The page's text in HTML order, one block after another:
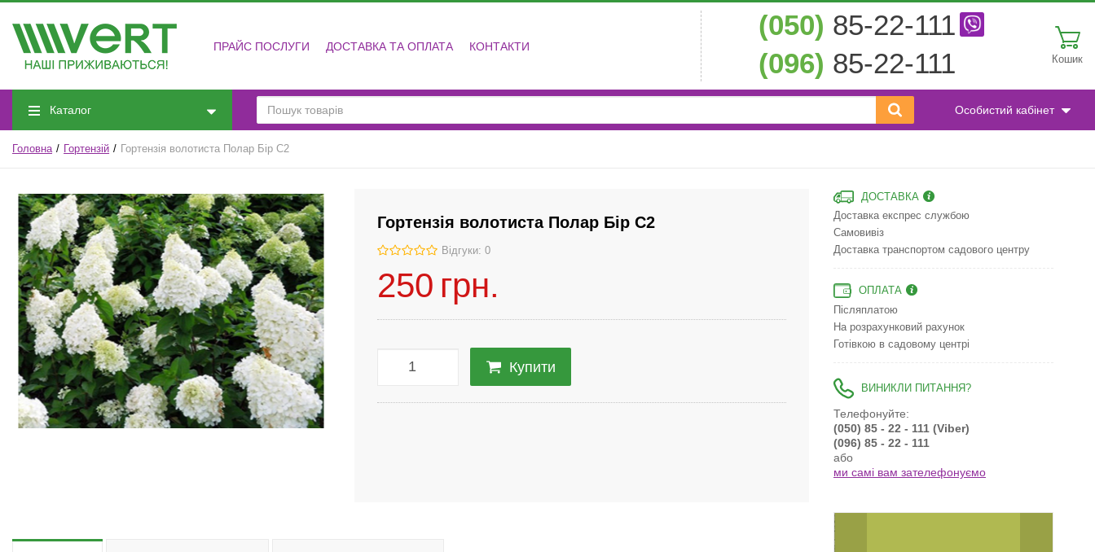
ПРАЙС ПОСЛУГИ ДОСТАВКА ТА ОПЛАТА КОНТАКТИ
(050) 85-22-111
(096) 85-22-111 Кошик
Каталог Особистий кабінет
Головна Гортензій Гортензія волотиста Полар Бір С2
Гортензія волотиста Полар Бір С2
Відгуки: 0
250 грн.
Купити
ДОСТАВКА
Доставка експрес службою
Самовивіз
Доставка транспортом садового центру
ОПЛАТА
Післяплатою
На розрахунковий рахунок
Готівкою в садовому центрі
ВИНИКЛИ ПИТАННЯ?
Телефонуйте:
(050) 85 - 22 - 111 (Viber)
(096) 85 - 22 - 111
або
ми самі вам зателефонуємо